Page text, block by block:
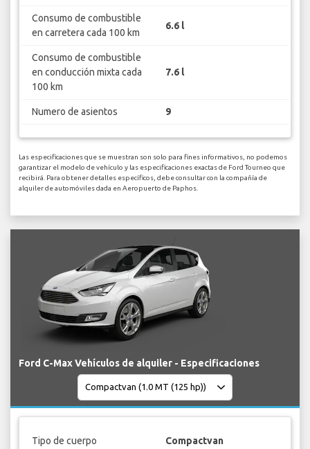
Consumo de combustible
en carretera cada 100 km
6.6 l
Consumo de combustible
en conducción mixta cada
100 km
7.6 l
Numero de asientos 9
Las especificaciones que se muestran son solo para fines informativos, no podemos
garantizar el modelo de vehículo y las especificaciones exactas de Ford Tourneo que
recibirá. Para obtener detalles específicos, debe consultar con la compañía de
alquiler de automóviles dada en Aeropuerto de Paphos.
Ford C-Max Vehículos de alquiler - Especificaciones
Tipo de cuerpo Compactvan